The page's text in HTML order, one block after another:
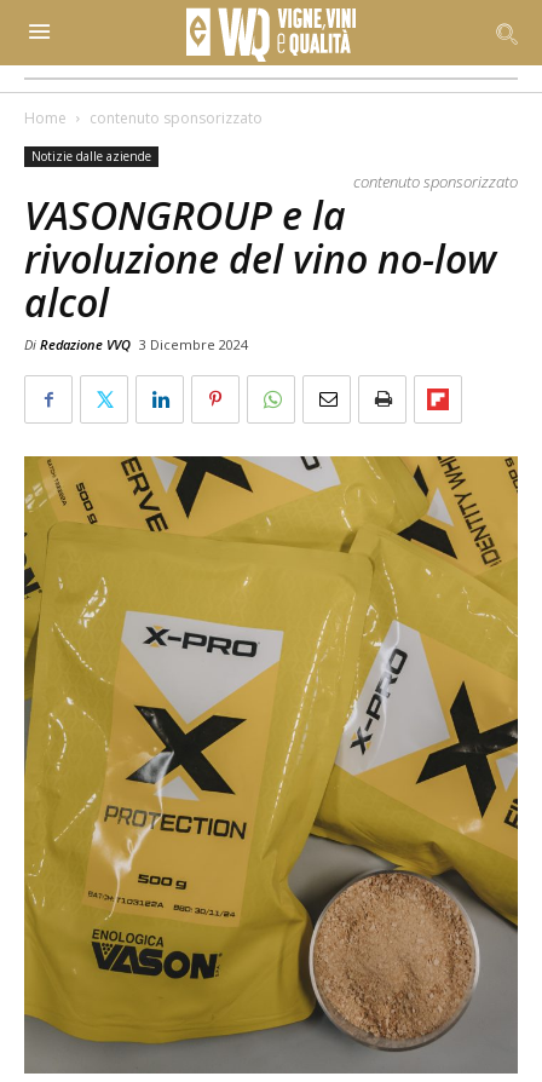
Home contenuto sponsorizzato
Notizie dalle aziende
contenuto sponsorizzato
VASONGROUP e la
rivoluzione del vino no-low
alcol
Di Redazione VVQ 3 Dicembre 2024